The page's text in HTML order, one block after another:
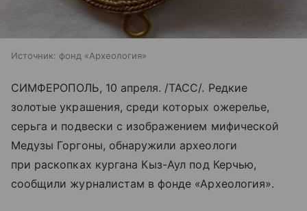
Источник: фонд «Археология»
СИМФЕРОПОЛЬ, 10 апреля. /ТАСС/. Редкие
золотые украшения, среди которых ожерелье,
серьга и подвески с изображением мифической
Медузы Горгоны, обнаружили археологи
при раскопках кургана Кыз-Аул под Керчью,
сообщили журналистам в фонде «Археология».